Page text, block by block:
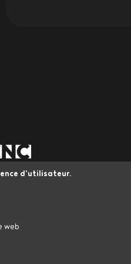
d'utilisateur.
webbénéficie du Plan Led